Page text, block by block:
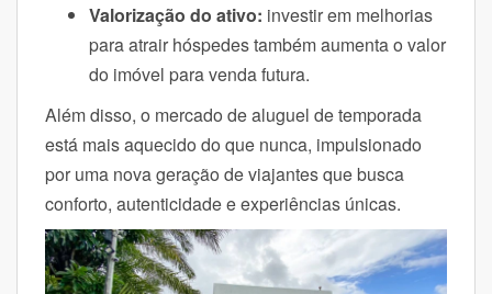
Valorização do ativo: investir em melhorias
para atrair hóspedes também aumenta o valor
do imóvel para venda futura.
Além disso, o mercado de aluguel de temporada
está mais aquecido do que nunca, impulsionado
por uma nova geração de viajantes que busca
conforto, autenticidade e experiências únicas.